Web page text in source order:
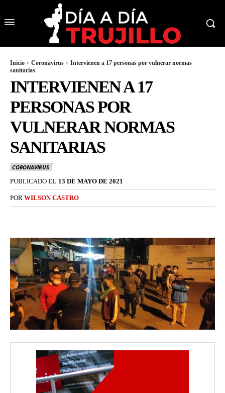
Inicio Coronavirus
Intervienen a 17 personas por vulnerar normas
sanitarias
INTERVIENEN A 17
PERSONAS POR
VULNERAR NORMAS
SANITARIAS
CORONAVIRUS
PUBLICADO EL 13 DE MAYO DE 2021
POR WILSON CASTRO